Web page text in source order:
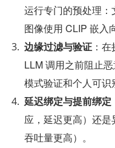
运行专门的预处理：
图像使用 CLIP 嵌入
边缘过滤与验证 ：
LLM 调用之前阻止
模式验证和个人可识
延迟绑定与提前绑定
应，延迟更高）还是
吞吐量更高）。